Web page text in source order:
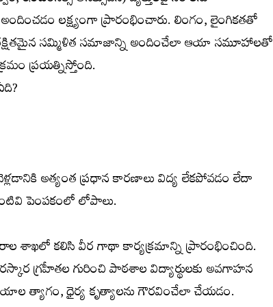
లక్ష్యంగా ప్రారంభించారు. లింగం, లైంగికతతో
సమ్మిళిత సమాజాన్ని అందించేలా ఆయా సమూహాలతో
ప్రయత్నిస్తోంది.
అత్యంత ప్రధాన కారణాలు విద్య లేకపోవడం లేదా
పెంపకంలో లోపాలు.
శాఖలో కలిసి వీర గాథా కార్యక్రమాన్ని ప్రారంభించింది.
గ్రహీతల గురించి పాఠశాల విద్యార్థులకు అవగాహన
త్యాగం, ధైర్య కృత్యాలను గౌరవించేలా చేయడం.